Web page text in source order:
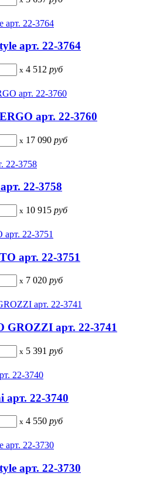
арт. 22-3764
x 4 512 руб
арт. 22-3760
x 17 090 руб
22-3758
x 10 915 руб
арт. 22-3751
x 7 020 руб
арт. 22-3741
x 5 391 руб
22-3740
x 4 550 руб
арт. 22-3730